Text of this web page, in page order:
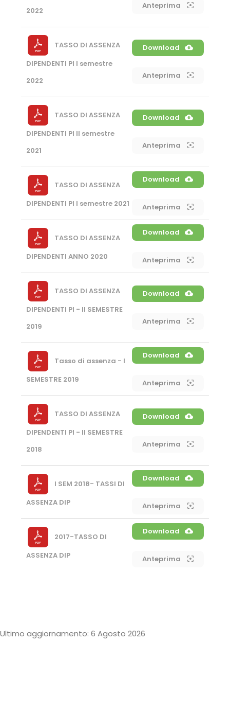
2022
Anteprima
TASSO DI ASSENZA
DIPENDENTI PI I semestre
2022
Download
Anteprima
TASSO DI ASSENZA
DIPENDENTI PI II semestre
2021
Download
Anteprima
TASSO DI ASSENZA
DIPENDENTI PI I semestre 2021
Download
Anteprima
TASSO DI ASSENZA
DIPENDENTI ANNO 2020
Download
Anteprima
TASSO DI ASSENZA
DIPENDENTI PI - II SEMESTRE
2019
Download
Anteprima
Tasso di assenza - I
SEMESTRE 2019
Download
Anteprima
TASSO DI ASSENZA
DIPENDENTI PI - II SEMESTRE
2018
Download
Anteprima
I SEM 2018- TASSI DI
ASSENZA DIP
Download
Anteprima
2017-TASSO DI
ASSENZA DIP
Download
Anteprima
Ultimo aggiornamento: 6 Agosto 2026